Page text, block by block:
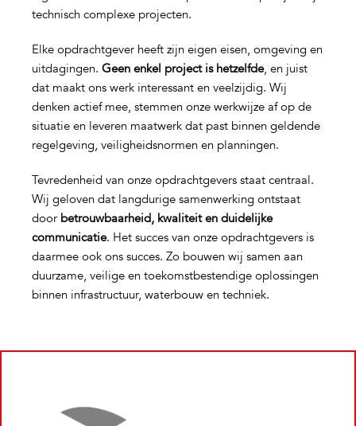
technisch complexe projecten.
Elke opdrachtgever heeft zijn eigen eisen, omgeving en
uitdagingen. Geen enkel project is hetzelfde, en juist
dat maakt ons werk interessant en veelzijdig. Wij
denken actief mee, stemmen onze werkwijze af op de
situatie en leveren maatwerk dat past binnen geldende
regelgeving, veiligheidsnormen en planningen.
Tevredenheid van onze opdrachtgevers staat centraal.
Wij geloven dat langdurige samenwerking ontstaat
door betrouwbaarheid, kwaliteit en duidelijke
communicatie. Het succes van onze opdrachtgevers is
daarmee ook ons succes. Zo bouwen wij samen aan
duurzame, veilige en toekomstbestendige oplossingen
binnen infrastructuur, waterbouw en techniek.